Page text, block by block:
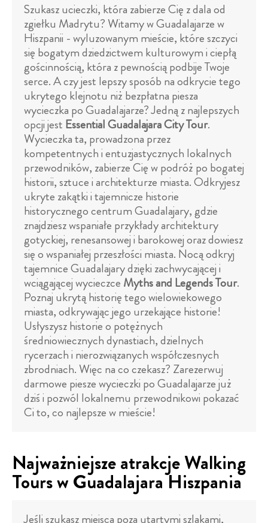
Szukasz ucieczki, która zabierze Cię z dala od
zgiełku Madrytu? Witamy w Guadalajarze w
Hiszpanii - wyluzowanym mieście, które szczyci
się bogatym dziedzictwem kulturowym i ciepłą
gościnnością, która z pewnością podbije Twoje
serce. A czy jest lepszy sposób na odkrycie tego
ukrytego klejnotu niż bezpłatna piesza
wycieczka po Guadalajarze? Jedną z najlepszych
opcji jest Essential Guadalajara City Tour.
Wycieczka ta, prowadzona przez
kompetentnych i entuzjastycznych lokalnych
przewodników, zabierze Cię w podróż po bogatej
historii, sztuce i architekturze miasta. Odkryjesz
ukryte zakątki i tajemnicze historie
historycznego centrum Guadalajary, gdzie
znajdziesz wspaniałe przykłady architektury
gotyckiej, renesansowej i barokowej oraz dowiesz
się o wspaniałej przeszłości miasta. Nocą odkryj
tajemnice Guadalajary dzięki zachwycającej i
wciągającej wycieczce Myths and Legends Tour.
Poznaj ukrytą historię tego wielowiekowego
miasta, odkrywając jego urzekające historie!
Usłyszysz historie o potężnych
średniowiecznych dynastiach, dzielnych
rycerzach i nierozwiązanych współczesnych
zbrodniach. Więc na co czekasz? Zarezerwuj
darmowe piesze wycieczki po Guadalajarze już
dziś i pozwól lokalnemu przewodnikowi pokazać
Ci to, co najlepsze w mieście!
Najważniejsze atrakcje Walking
Tours w Guadalajara Hiszpania
Jeśli szukasz miejsca poza utartymi szlakami,